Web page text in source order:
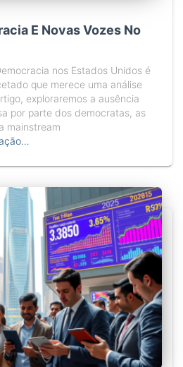
E Novas Vozes No
nos Estados Unidos é
que merece uma análise
exploraremos a ausência
por parte dos democratas, as
mainstream